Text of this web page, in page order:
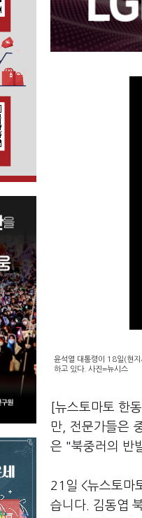
윤석열 대통령이 18일(현지
하고 있다. 사진=뉴시스
[뉴스토마토 한
만, 전문가들은
은 "북중러의 반
21일 <뉴스토마
습니다. 김동엽